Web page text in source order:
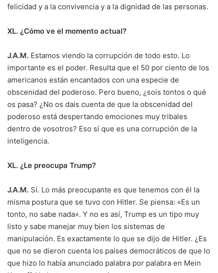
felicidad y a la convivencia y a la dignidad de las personas.
XL. ¿Cómo ve el momento actual?
J.A.M. Estamos viendo la corrupción de todo esto. Lo
importante es el poder. Resulta que el 50 por ciento de los
americanos están encantados con una especie de
obscenidad del poderoso. Pero bueno, ¿sois tontos o qué
os pasa? ¿No os dais cuenta de que la obscenidad del
poderoso está despertando emociones muy tribales
dentro de vosotros? Eso sí que es una corrupción de la
inteligencia.
XL. ¿Le preocupa Trump?
J.A.M. Sí. Lo más preocupante es que tenemos con él la
misma postura que se tuvo con Hitler. Se piensa: «Es un
tonto, no sabe nada». Y no es así, Trump es un tipo muy
listo y sabe manejar muy bien los sistemas de
manipulación. Es exactamente lo que se dijo de Hitler. ¿Es
que no se dieron cuenta los países democráticos de que lo
que hizo lo había anunciado palabra por palabra en Mein